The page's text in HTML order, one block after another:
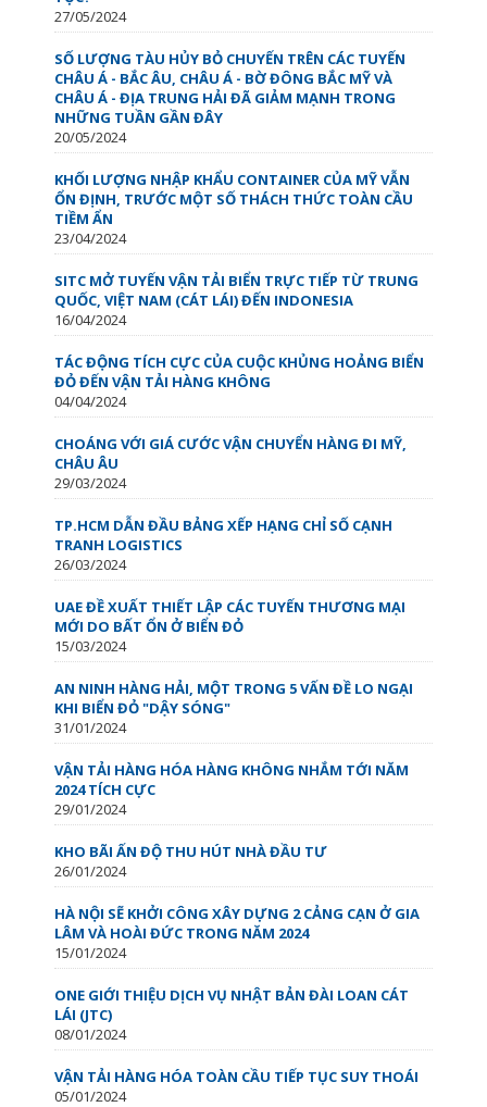
27/05/2024
SỐ LƯỢNG TÀU HỦY BỎ CHUYẾN TRÊN CÁC TUYẾN
CHÂU Á - BẮC ÂU, CHÂU Á - BỜ ĐÔNG BẮC MỸ VÀ
CHÂU Á - ĐỊA TRUNG HẢI ĐÃ GIẢM MẠNH TRONG
NHỮNG TUẦN GẦN ĐÂY
20/05/2024
KHỐI LƯỢNG NHẬP KHẨU CONTAINER CỦA MỸ VẪN
ỔN ĐỊNH, TRƯỚC MỘT SỐ THÁCH THỨC TOÀN CẦU
TIỀM ẨN
23/04/2024
SITC MỞ TUYẾN VẬN TẢI BIỂN TRỰC TIẾP TỪ TRUNG
QUỐC, VIỆT NAM (CÁT LÁI) ĐẾN INDONESIA
16/04/2024
TÁC ĐỘNG TÍCH CỰC CỦA CUỘC KHỦNG HOẢNG BIỂN
ĐỎ ĐẾN VẬN TẢI HÀNG KHÔNG
04/04/2024
CHOÁNG VỚI GIÁ CƯỚC VẬN CHUYỂN HÀNG ĐI MỸ,
CHÂU ÂU
29/03/2024
TP.HCM DẪN ĐẦU BẢNG XẾP HẠNG CHỈ SỐ CẠNH
TRANH LOGISTICS
26/03/2024
UAE ĐỀ XUẤT THIẾT LẬP CÁC TUYẾN THƯƠNG MẠI
MỚI DO BẤT ỔN Ở BIỂN ĐỎ
15/03/2024
AN NINH HÀNG HẢI, MỘT TRONG 5 VẤN ĐỀ LO NGẠI
KHI BIỂN ĐỎ "DẬY SÓNG"
31/01/2024
VẬN TẢI HÀNG HÓA HÀNG KHÔNG NHẮM TỚI NĂM
2024 TÍCH CỰC
29/01/2024
KHO BÃI ẤN ĐỘ THU HÚT NHÀ ĐẦU TƯ
26/01/2024
HÀ NỘI SẼ KHỞI CÔNG XÂY DỰNG 2 CẢNG CẠN Ở GIA
LÂM VÀ HOÀI ĐỨC TRONG NĂM 2024
15/01/2024
ONE GIỚI THIỆU DỊCH VỤ NHẬT BẢN ĐÀI LOAN CÁT
LÁI (JTC)
08/01/2024
VẬN TẢI HÀNG HÓA TOÀN CẦU TIẾP TỤC SUY THOÁI
05/01/2024